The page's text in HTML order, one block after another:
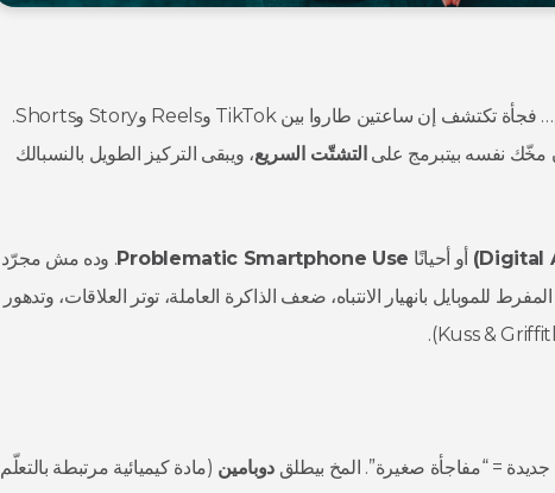
بتفتح الموبايل “5 دقايق” قبل المذاكرة أو النوم… فجأة تكتشف إن ساعتين طاروا بين TikTok وReels وStory وShorts.
نفسه بيتبرمج على التشتّت السريع، ويبقى التركيز الطويل بالنسبالك
Digital
) أو أحيانًا Problematic Smartphone Use. وده مش مجرّد
للموبايل بانهيار الانتباه، ضعف الذاكرة العاملة، توتر العلاقات، وتدهور
جديدة = “مفاجأة صغيرة”. المخ بيطلق دوبامين (مادة كيميائية مرتبطة بالتعلّم